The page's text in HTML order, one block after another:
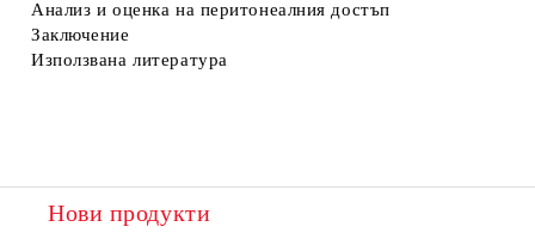
Анализ и оценка на перитонеалния достъп
Заключение
Използвана литература
Нови продукти